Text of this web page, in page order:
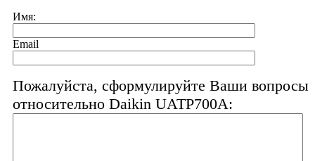
Имя:
Email
Пожалуйста, сформулируйте Ваши вопросы
относительно Daikin UATP700A: